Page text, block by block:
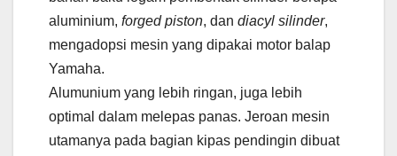
aluminium, forged piston, dan diacyl silinder,
mengadopsi mesin yang dipakai motor balap
Yamaha.
Alumunium yang lebih ringan, juga lebih
optimal dalam melepas panas. Jeroan mesin
utamanya pada bagian kipas pendingin dibuat